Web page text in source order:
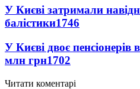
У Києві затримали
балістики1746
У Києві двоє
млн грн1702
Читати коментарі